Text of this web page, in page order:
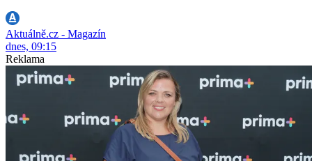
Aktuálně.cz - Magazín
dnes, 09:15
Reklama